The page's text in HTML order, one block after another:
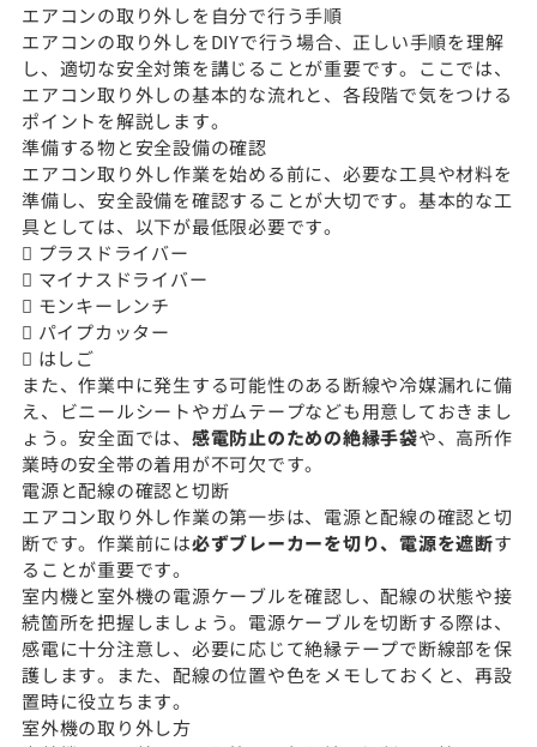
エアコンの取り外しを自分で行う手順
エアコンの取り外しをDIYで行う場合、正しい手順を理解
し、適切な安全対策を講じることが重要です。ここでは、
エアコン取り外しの基本的な流れと、各段階で気をつける
ポイントを解説します。
準備する物と安全設備の確認
エアコン取り外し作業を始める前に、必要な工具や材料を
準備し、安全設備を確認することが大切です。基本的な工
具としては、以下が最低限必要です。
 プラスドライバー
 マイナスドライバー
 モンキーレンチ
 パイプカッター
 はしご
また、作業中に発生する可能性のある断線や冷媒漏れに備
え、ビニールシートやガムテープなども用意しておきまし
ょう。安全面では、 感電防止のための絶縁手袋や、高所作
業時の安全帯の着用が不可欠です。
電源と配線の確認と切断
エアコン取り外し作業の第一歩は、電源と配線の確認と切
断です。作業前には必ずブレーカーを切り、電源を遮断す
ることが重要です。
室内機と室外機の電源ケーブルを確認し、配線の状態や接
続箇所を把握しましょう。電源ケーブルを切断する際は、
感電に十分注意し、必要に応じて絶縁テープで断線部を保
護します。また、配線の位置や色をメモしておくと、再設
置時に役立ちます。
室外機の取り外し方